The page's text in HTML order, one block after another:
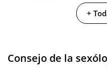
Caja peso 0.115 Kg
+
Consejo de la